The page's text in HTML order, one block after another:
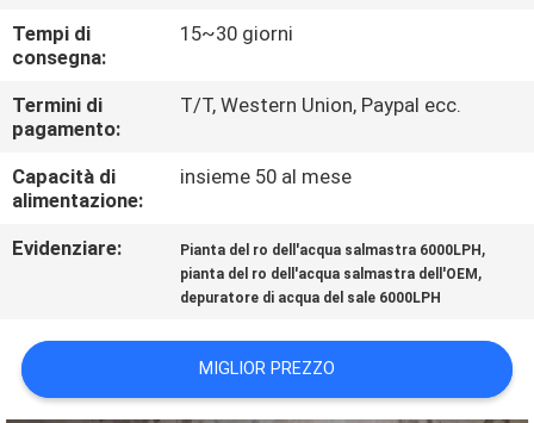
RICHIEDA
UNA
CITAZIONE
DEL
SITO
Tempi di
consegna:
15~30 giorni
Termini di
pagamento:
T/T, Western Union, Paypal ecc.
Capacità di
alimentazione:
insieme 50 al mese
Evidenziare: Pianta del ro dell'acqua salmastra 6000LPH ,
pianta del ro dell'acqua salmastra dell'OEM ,
depuratore di acqua del sale 6000LPH
MIGLIOR PREZZO